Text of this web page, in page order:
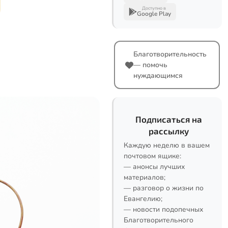
Доступно в
Google Play
Благотворительность
— помочь
нуждающимся
Подписаться на
рассылку
Каждую неделю в вашем
почтовом ящике:
— анонсы лучших
материалов;
— разговор о жизни по
Евангелию;
— новости подопечных
Благотворительного